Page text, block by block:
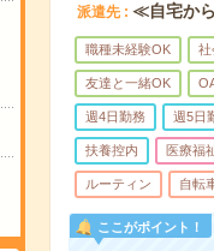
派遣先 ≪自宅か
職種未経験OK 社
友達と一緒OK
週4日勤務 週5日
扶養控内 医療福
ルーティン 自転
ここがポイント！